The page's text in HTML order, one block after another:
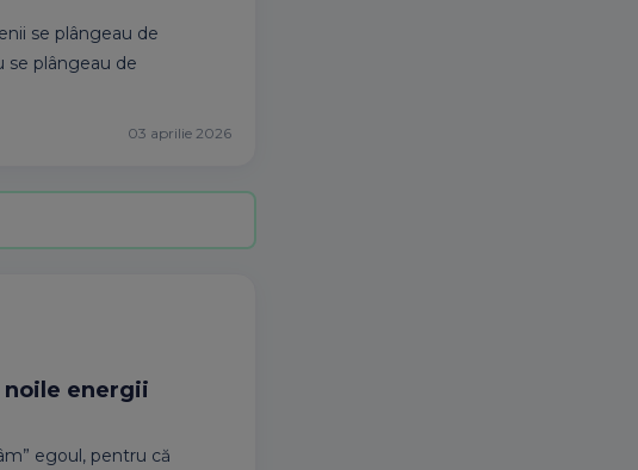
se plângeau de
se plângeau de
03 aprilie 2026
energii
egoul, pentru că